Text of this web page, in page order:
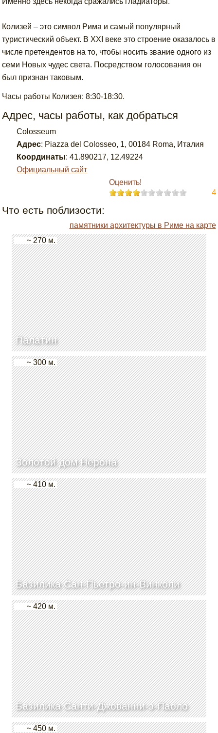
Колизей – это символ Рима и самый популярный
туристический объект. В XXI веке это строение оказалось в
числе претендентов на то, чтобы носить звание одного из
семи Новых чудес света. Посредством голосования он
был признан таковым.
Часы работы Колизея: 8:30-18:30.
Адрес, часы работы, как добраться
Colosseum
Адрес: Piazza del Colosseo, 1, 00184 Roma, Италия
Координаты: 41.890217, 12.49224
Официальный сайт
Оценить!
4
Что есть поблизости:
памятники архитектуры в Риме на карте
Палатин
~ 270 м.
Золотой дом Нерона
~ 300 м.
Базилика Сан-Пьетро-ин-Винколи
~ 410 м.
Базилика Санти-Джованни-э-Паоло
~ 420 м.
~ 450 м.